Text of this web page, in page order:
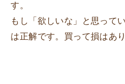
す。
もし「欲しいな」と思って
は正解です。買って損はあり